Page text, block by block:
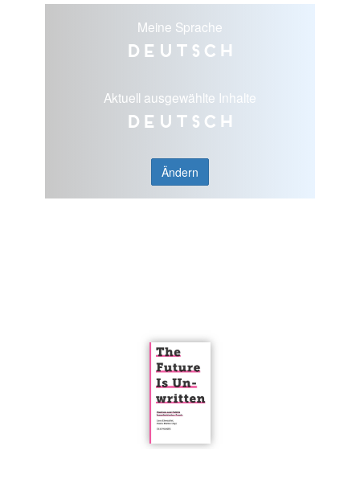
Meine Sprache
Deutsch
Aktuell ausgewählte Inhalte
Deutsch
Ändern